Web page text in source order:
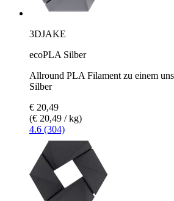
3DJAKE
ecoPLA Silber
Allround PLA Filament zu einem
Silber
€ 20,49
(€ 20,49 / kg)
4.6 (304)